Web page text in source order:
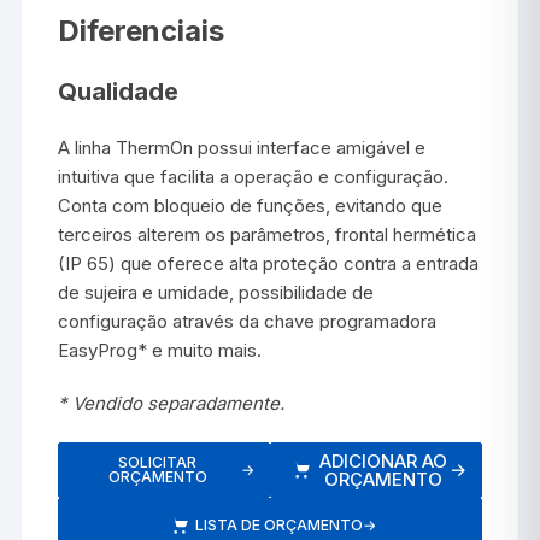
Diferenciais
Qualidade
A linha ThermOn possui interface amigável e
intuitiva que facilita a operação e configuração.
Conta com bloqueio de funções, evitando que
terceiros alterem os parâmetros, frontal hermética
(IP 65) que oferece alta proteção contra a entrada
de sujeira e umidade, possibilidade de
configuração através da chave programadora
EasyProg* e muito mais.
* Vendido separadamente.
SOLICITAR
ORÇAMENTO
→ ADICIONAR AO
ORÇAMENTO →
LISTA DE ORÇAMENTO→